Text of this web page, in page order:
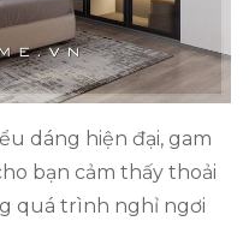
dáng hiện đại, gam
bạn cảm thấy thoải
quá trình nghỉ ngơi